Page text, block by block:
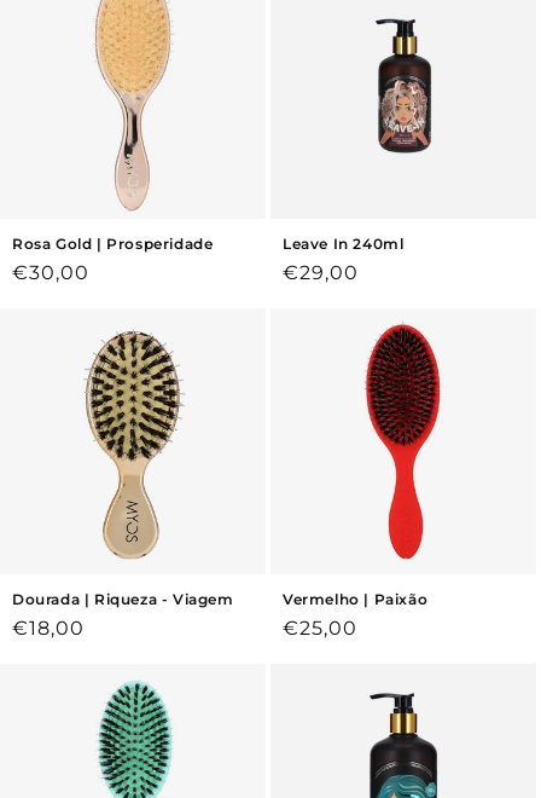
Rosa Gold | Prosperidade
Preço
€30,00
Leave In 240ml
Preço
€29,00
Dourada | Riqueza - Viagem
Preço
€18,00
Vermelho | Paixão
Preço
€25,00